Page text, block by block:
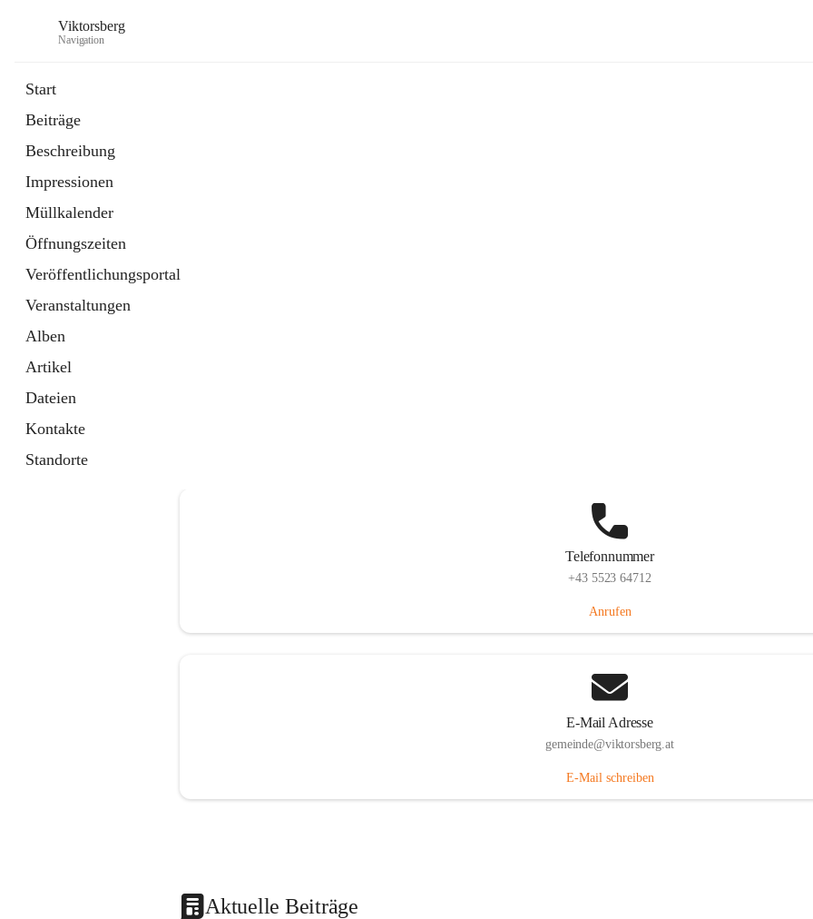
Viktorsberg
Navigation
Start
Beiträge
Beschreibung
Impressionen
Müllkalender
Öffnungszeiten
Veröffentlichungsportal
Veranstaltungen
Alben
Artikel
Dateien
Kontakte
Standorte
Telefonnummer
+43 5523 64712
Anrufen
E-Mail Adresse
gemeinde@viktorsberg.at
E-Mail schreiben
Aktuelle Beiträge